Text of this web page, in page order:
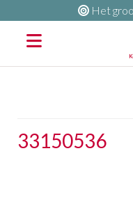
Het
33150536